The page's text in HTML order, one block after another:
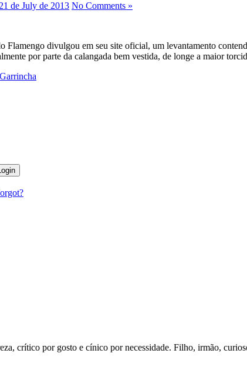
21 de July de 2013 No Comments »
Flamengo divulgou em seu site oficial, um levantamento
por parte da calangada bem vestida, de longe a maior
crítico por gosto e cínico por necessidade. Filho, irmão,